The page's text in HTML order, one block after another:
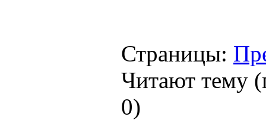
Страницы:
Читают тему
0)